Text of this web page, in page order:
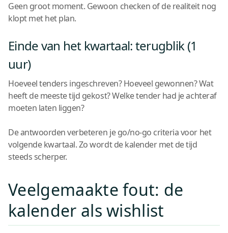
Geen groot moment. Gewoon checken of de realiteit nog
klopt met het plan.
Einde van het kwartaal: terugblik (1
uur)
Hoeveel tenders ingeschreven? Hoeveel gewonnen? Wat
heeft de meeste tijd gekost? Welke tender had je achteraf
moeten laten liggen?
De antwoorden verbeteren je go/no-go criteria voor het
volgende kwartaal. Zo wordt de kalender met de tijd
steeds scherper.
Veelgemaakte fout: de
kalender als wishlist